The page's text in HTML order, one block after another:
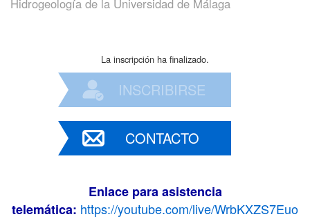
La inscripción ha finalizado.
INSCRIBIRSE
CONTACTO
Enlace para asistencia
telemática: https://youtube.com/live/WrbKXZS7Euo